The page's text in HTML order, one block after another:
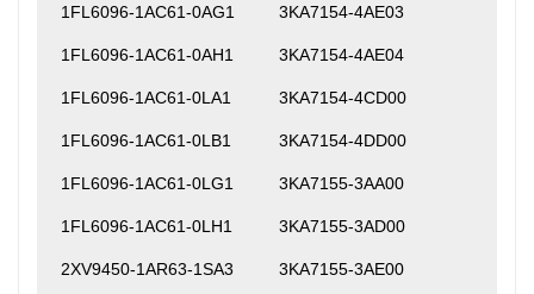
1FL6096-1AC61-0AG1 3KA7154-4AE03
1FL6096-1AC61-0AH1 3KA7154-4AE04
1FL6096-1AC61-0LA1 3KA7154-4CD00
1FL6096-1AC61-0LB1 3KA7154-4DD00
1FL6096-1AC61-0LG1 3KA7155-3AA00
1FL6096-1AC61-0LH1 3KA7155-3AD00
2XV9450-1AR63-1SA3 3KA7155-3AE00